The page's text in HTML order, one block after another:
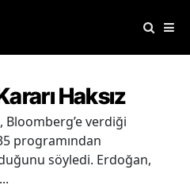
Haksız
Bloomberg’e verdiği
programından
söyledi. Erdoğan,